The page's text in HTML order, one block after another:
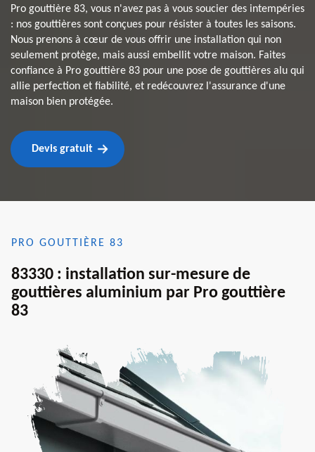
Pro gouttière 83, vous n'avez pas à vous soucier des intempéries
: nos gouttières sont conçues pour résister à toutes les saisons.
Nous prenons à cœur de vous offrir une installation qui non
seulement protège, mais aussi embellit votre maison. Faites
confiance à Pro gouttière 83 pour une pose de gouttières alu qui
allie perfection et fiabilité, et redécouvrez l'assurance d'une
maison bien protégée.
Devis gratuit
PRO GOUTTIÈRE 83
83330 : installation sur-mesure de
gouttières aluminium par Pro gouttière
83